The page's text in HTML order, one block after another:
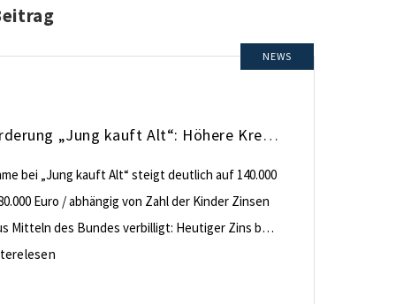
NEWS
KfW-Förderung „Jung kauft Alt“: Höhere Kredite ab August 2026
bei „Jung kauft Alt“ steigt deutlich auf 140.000
Euro / abhängig von Zahl der Kinder Zinsen
Mitteln des Bundes verbilligt: Heutiger Zins bei
effektiv bei 35 Jahren Laufzeit und 10 Jahren